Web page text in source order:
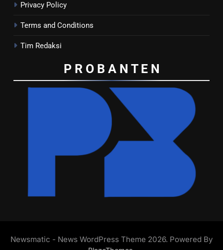
Privacy Policy
Terms and Conditions
Tim Redaksi
P R O B A N T E N
Newsmatic - News WordPress Theme 2026. Powered By